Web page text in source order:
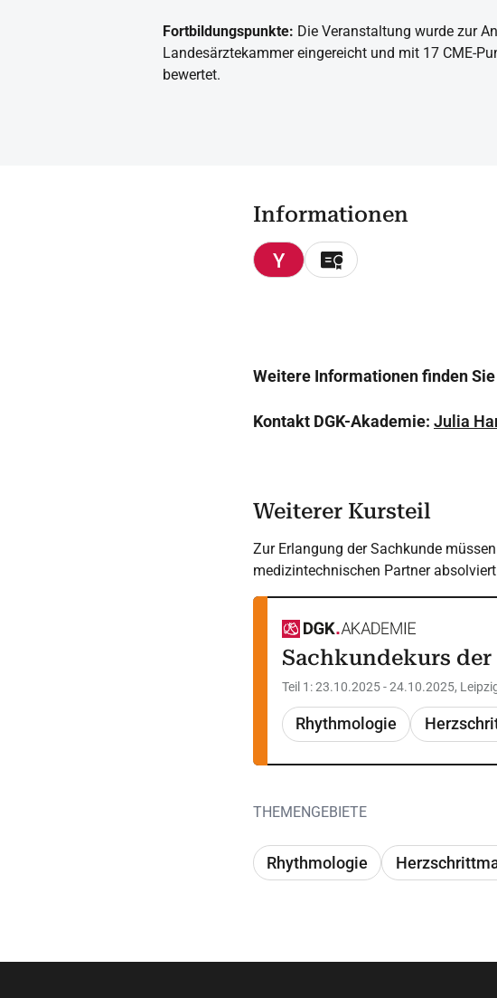
Fortbildungspunkte: Die Veranstaltung wurde zur
Landesärztekammer eingereicht und mit 17 CME-
bewertet.
Informationen
Weitere Informationen finden Sie
Kontakt DGK-Akademie: Julia
Weiterer Kursteil
Zur Erlangung der Sachkunde
medizintechnischen Partner
Sachkundekurs
Teil 1: 23.10.2025 - 24.10.2025,
Rhythmologie
THEMENGEBIETE
Rhythmologie